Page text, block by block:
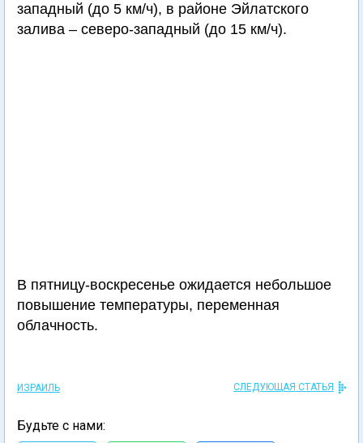
западный (до 5 км/ч), в районе Эйлатского
залива – северо-западный (до 15 км/ч).
В пятницу-воскресенье ожидается небольшое
повышение температуры, переменная
облачность.
ИЗРАИЛЬ СЛЕДУЮЩАЯ СТАТЬЯ
Будьте с нами: